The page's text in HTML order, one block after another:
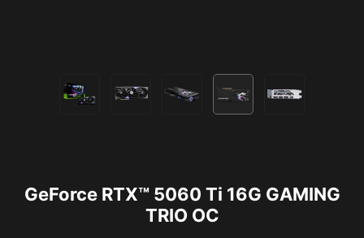
GeForce RTX™ 5060 Ti 16G GAMING
TRIO OC